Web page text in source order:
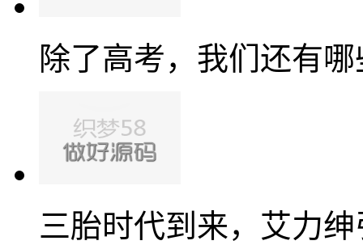
除了高考，我们还有
三胎时代到来，艾力